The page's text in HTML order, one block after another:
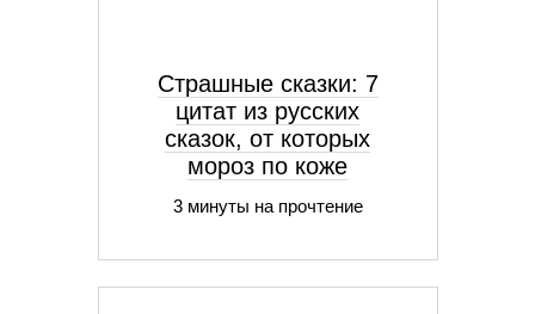
Страшные сказки: 7
цитат из русских
сказок, от которых
мороз по коже
3 минуты на прочтение